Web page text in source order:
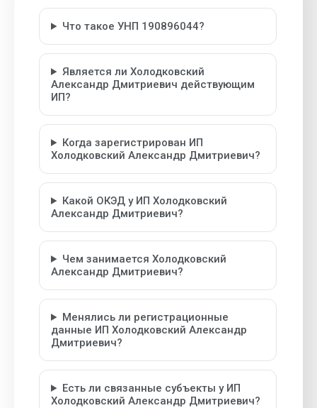
Что такое УНП 190896044?
Является ли Холодковский
Александр Дмитриевич действующим
ИП?
Когда зарегистрирован ИП
Холодковский Александр Дмитриевич?
Какой ОКЭД у ИП Холодковский
Александр Дмитриевич?
Чем занимается Холодковский
Александр Дмитриевич?
Менялись ли регистрационные
данные ИП Холодковский Александр
Дмитриевич?
Есть ли связанные субъекты у ИП
Холодковский Александр Дмитриевич?